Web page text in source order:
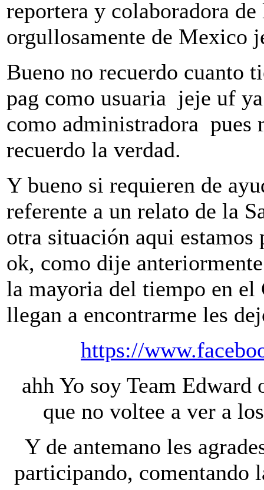
reportera y colaboradora
orgullosamente de Mexico
Bueno no recuerdo cuanto
pag como usuaria jeje uf
como administradora pues
recuerdo la verdad.
Y bueno si requieren de
referente a un relato de la
otra situación aqui estamos
ok, como dije
la mayoria del tiempo en el
llegan a encontrarme les
https://
ahh Yo soy Team
que no voltee a ver a
Y de antemano les
participando, comentando